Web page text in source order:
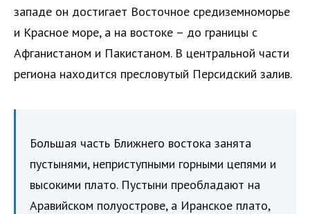
западе он достигает Восточное средиземноморье
и Красное море, а на востоке – до границы с
Афганистаном и Пакистаном. В центральной части
региона находится пресловутый Персидский залив.
Большая часть Ближнего востока занята
пустынями, неприступными горными цепями и
высокими плато. Пустыни преобладают на
Аравийском полуострове, а Иранское плато,